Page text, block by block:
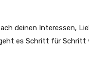
deinen Interessen,
es Schritt für Schritt